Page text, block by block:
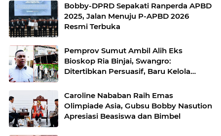
Bobby-DPRD Sepakati Ranperda APBD
2025, Jalan Menuju P-APBD 2026
Resmi Terbuka
Pemprov Sumut Ambil Alih Eks
Bioskop Ria Binjai, Swangro:
Ditertibkan Persuasif, Baru Kelola
Caroline Nababan Raih Emas
Olimpiade Asia, Gubsu Bobby Nasution
Apresiasi Beasiswa dan Bimbel